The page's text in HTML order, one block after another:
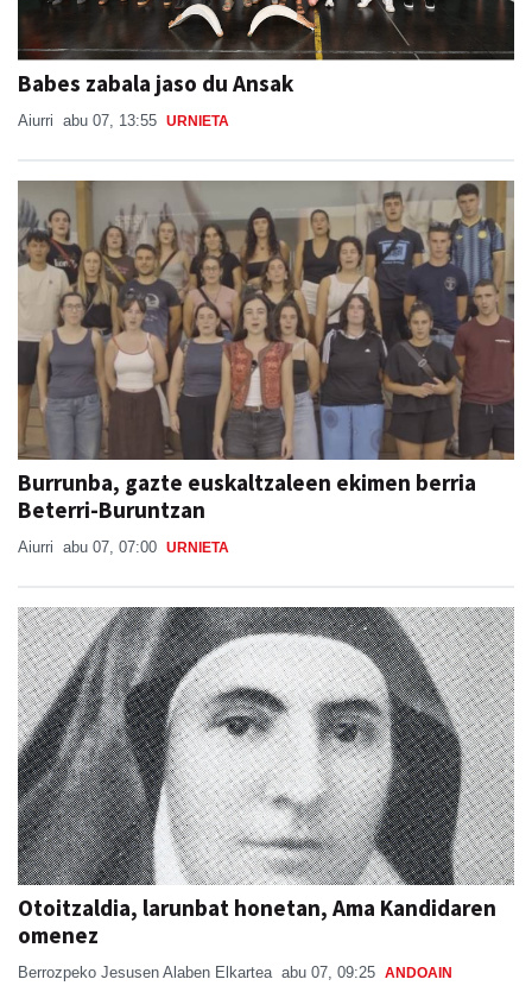
Babes zabala jaso du Ansak
Aiurri abu 07, 13:55 URNIETA
Burrunba, gazte euskaltzaleen ekimen berria
Beterri-Buruntzan
Aiurri abu 07, 07:00 URNIETA
Otoitzaldia, larunbat honetan, Ama Kandidaren
omenez
Berrozpeko Jesusen Alaben Elkartea abu 07, 09:25 ANDOAIN